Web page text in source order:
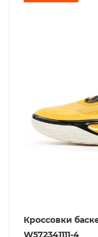
Кроссовки
W572341111-4